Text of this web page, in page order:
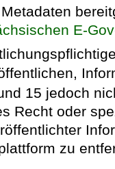
E-
15 jedoch
Recht oder
zu